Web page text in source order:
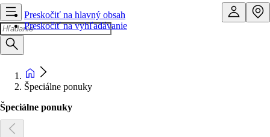
Preskočiť na hlavný obsah
Preskočiť na vyhľadávanie
Špeciálne ponuky
Špeciálne ponuky